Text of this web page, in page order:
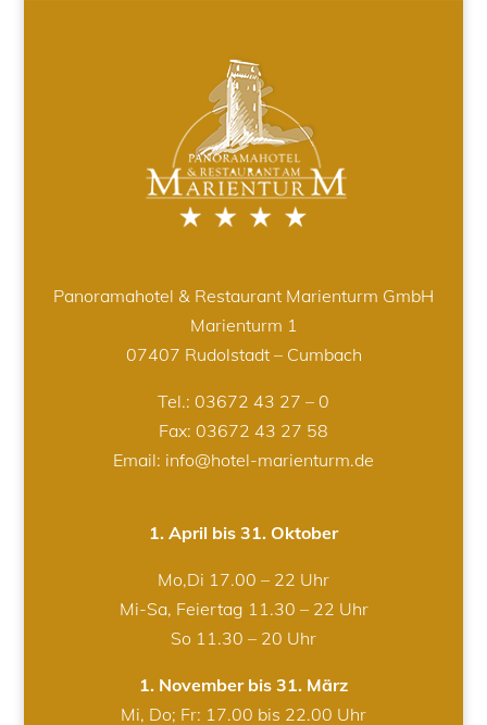
Panoramahotel & Restaurant Marienturm GmbH
Marienturm 1
07407 Rudolstadt – Cumbach
Tel.: 03672 43 27 – 0
Fax: 03672 43 27 58
Email: info@hotel-marienturm.de
1. April bis 31. Oktober
Mo,Di 17.00 – 22 Uhr
Mi-Sa, Feiertag 11.30 – 22 Uhr
So 11.30 – 20 Uhr
1. November bis 31. März
Mi, Do; Fr: 17.00 bis 22.00 Uhr